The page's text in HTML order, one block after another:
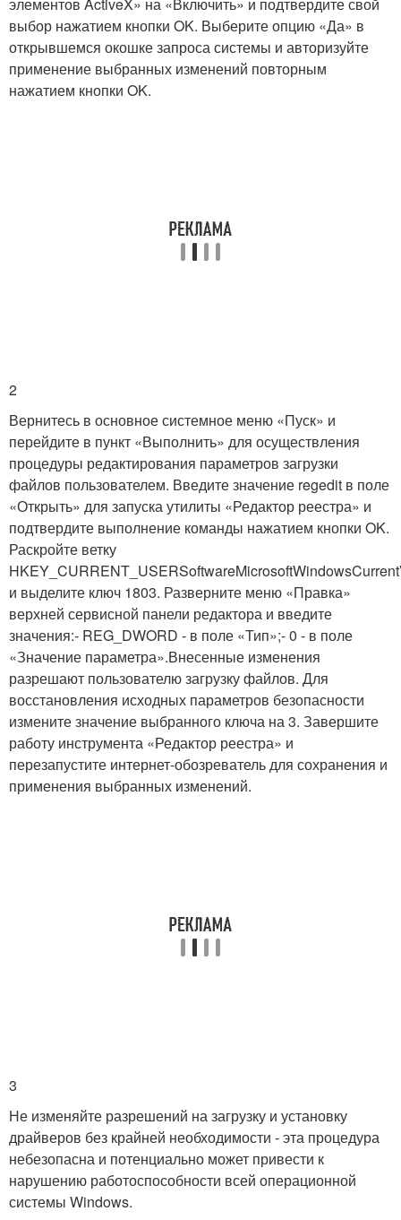
выбор нажатием кнопки OK. Выберите опцию «Да» в
открывшемся окошке запроса системы и авторизуйте
применение выбранных изменений повторным
нажатием кнопки OK.
2
Вернитесь в основное системное меню «Пуск» и
перейдите в пункт «Выполнить» для осуществления
процедуры редактирования параметров загрузки
файлов пользователем. Введите значение regedit в поле
«Открыть» для запуска утилиты «Редактор реестра» и
подтвердите выполнение команды нажатием кнопки OK.
Раскройте ветку
и выделите ключ 1803. Разверните меню «Правка»
верхней сервисной панели редактора и введите
значения:- REG_DWORD - в поле «Тип»;- 0 - в поле
«Значение параметра».Внесенные изменения
разрешают пользователю загрузку файлов. Для
восстановления исходных параметров безопасности
измените значение выбранного ключа на 3. Завершите
работу инструмента «Редактор реестра» и
перезапустите интернет-обозреватель для сохранения и
применения выбранных изменений.
3
Не изменяйте разрешений на загрузку и установку
драйверов без крайней необходимости - эта процедура
небезопасна и потенциально может привести к
нарушению работоспособности всей операционной
системы Windows.